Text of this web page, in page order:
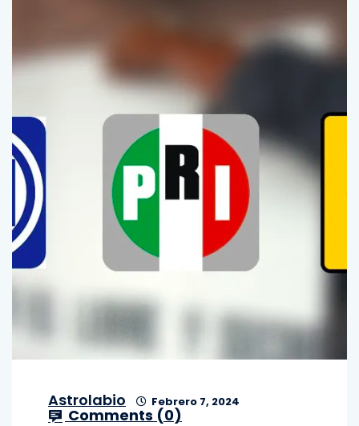
Astrolabio Febrero 7, 2024
Comments (0)